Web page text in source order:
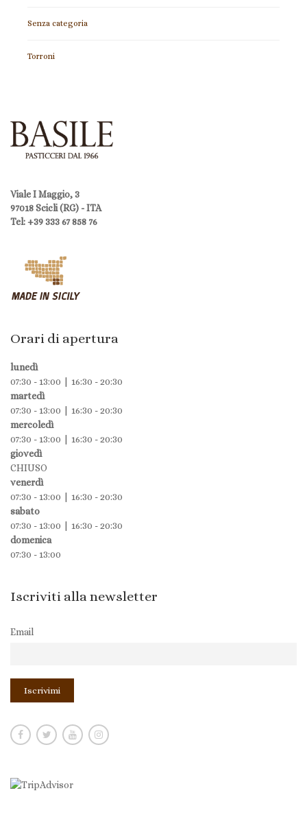
Senza categoria
Torroni
Viale I Maggio, 3
97018 Scicli (RG) - ITA
Tel: +39 333 67 858 76
Orari di apertura
lunedì
07:30 - 13:00 | 16:30 - 20:30
martedì
07:30 - 13:00 | 16:30 - 20:30
mercoledì
07:30 - 13:00 | 16:30 - 20:30
giovedì
CHIUSO
venerdì
07:30 - 13:00 | 16:30 - 20:30
sabato
07:30 - 13:00 | 16:30 - 20:30
domenica
07:30 - 13:00
Iscriviti alla newsletter
Email